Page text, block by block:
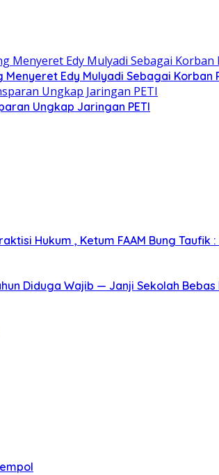
Edy Mulyadi Sebagai Korban
Ungkap Jaringan PETI
Hukum , Ketum FAAM Bung Taufik
Diduga Wajib — Janji Sekolah